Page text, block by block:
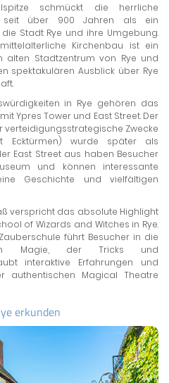
schmückt die herrliche
seit über 900 Jahren als ein
Stadt Rye und ihre Umgebung.
Kirchenbau ist ein
alten Stadtzentrum von Rye und
spektakulären Ausblick über Rye
in Rye gehören das
Ypres Tower und East Street. Der
verteidigungsstrategische Zwecke
Ecktürmen) wurde später als
East Street aus haben Besucher
und können interessante
Geschichte und vielfältigen
verspricht das absolute Highlight
of Wizards and Witches in Rye.
führt Besucher in die
Magie, der Tricks und
interaktive Erfahrungen und
authentischen Magical Theatre
erkunden